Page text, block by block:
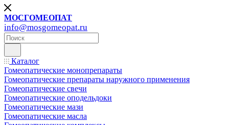
МОСГОМЕОПАТ
info@mosgomeopat.ru
Каталог
Гомеопатические монопрепараты
Гомеопатические препараты наружного применения
Гомеопатические свечи
Гомеопатические оподельдоки
Гомеопатические мази
Гомеопатические масла